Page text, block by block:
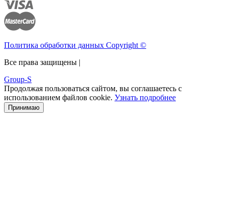
Политика обработки данных Copyright ©
Все права защищены |
Group-S
Продолжая пользоваться сайтом, вы соглашаетесь с
использованием файлов cookie. Узнать подробнее
Принимаю